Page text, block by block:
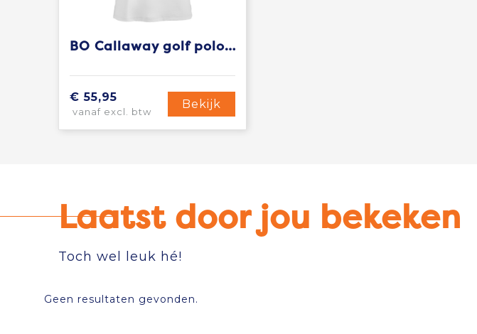
BO Callaway golf polo heren
€ 55,95
vanaf excl. btw
Bekijk
Laatst door jou bekeken
Toch wel leuk hé!
Geen resultaten gevonden.